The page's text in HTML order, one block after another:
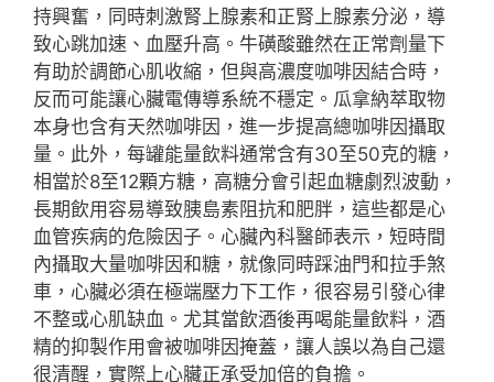
持興奮，同時刺激腎上腺素和正腎上腺素分泌，導
致心跳加速、血壓升高。牛磺酸雖然在正常劑量下
有助於調節心肌收縮，但與高濃度咖啡因結合時，
反而可能讓心臟電傳導系統不穩定。瓜拿納萃取物
本身也含有天然咖啡因，進一步提高總咖啡因攝取
量。此外，每罐能量飲料通常含有30至50克的糖，
相當於8至12顆方糖，高糖分會引起血糖劇烈波動，
長期飲用容易導致胰島素阻抗和肥胖，這些都是心
血管疾病的危險因子。心臟內科醫師表示，短時間
內攝取大量咖啡因和糖，就像同時踩油門和拉手煞
車，心臟必須在極端壓力下工作，很容易引發心律
不整或心肌缺血。尤其當飲酒後再喝能量飲料，酒
精的抑製作用會被咖啡因掩蓋，讓人誤以為自己還
很清醒，實際上心臟正承受加倍的負擔。